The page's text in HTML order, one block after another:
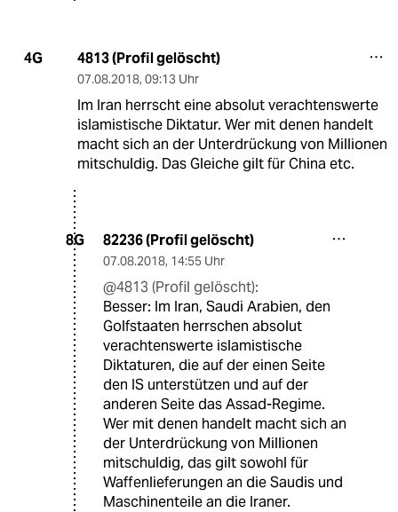
4G 4813 (Profil gelöscht)
07.08.2018, 09:13 Uhr
Im Iran herrscht eine absolut verachtenswerte
islamistische Diktatur. Wer mit denen handelt
macht sich an der Unterdrückung von Millionen
mitschuldig. Das Gleiche gilt für China etc.
8G 82236 (Profil gelöscht)
07.08.2018, 14:55 Uhr
@4813 (Profil gelöscht):
Besser: Im Iran, Saudi Arabien, den
Golfstaaten herrschen absolut
verachtenswerte islamistische
Diktaturen, die auf der einen Seite
den IS unterstützen und auf der
anderen Seite das Assad-Regime.
Wer mit denen handelt macht sich an
der Unterdrückung von Millionen
mitschuldig, das gilt sowohl für
Waffenlieferungen an die Saudis und
Maschinenteile an die Iraner.